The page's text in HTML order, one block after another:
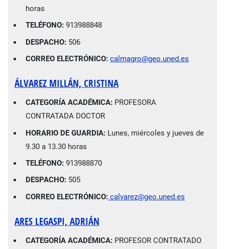
horas
TELÉFONO:913988848
DESPACHO: 506
CORREO ELECTRÓNICO: calmagro@geo.uned.es
ÁLVAREZ MILLÁN, CRISTINA
CATEGORÍA ACADÉMICA: PROFESORA
CONTRATADA DOCTOR
HORARIO DE GUARDIA: Lunes, miércoles y jueves de
9.30 a 13.30 horas
TELÉFONO: 913988870
DESPACHO: 505
CORREO ELECTRÓNICO: calvarez@geo.uned.es
ARES LEGASPI, ADRIÁN
CATEGORÍA ACADÉMICA: PROFESOR CONTRATADO